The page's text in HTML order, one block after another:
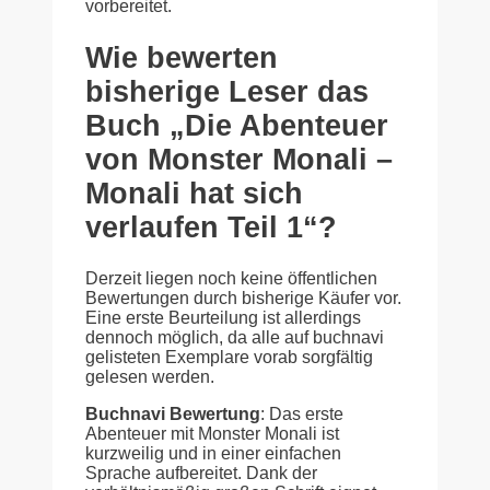
vorbereitet.
Wie bewerten
bisherige Leser das
Buch „Die Abenteuer
von Monster Monali –
Monali hat sich
verlaufen Teil 1“?
Derzeit liegen noch keine öffentlichen
Bewertungen durch bisherige Käufer vor.
Eine erste Beurteilung ist allerdings
dennoch möglich, da alle auf buchnavi
gelisteten Exemplare vorab sorgfältig
gelesen werden.
Buchnavi Bewertung: Das erste
Abenteuer mit Monster Monali ist
kurzweilig und in einer einfachen
Sprache aufbereitet. Dank der